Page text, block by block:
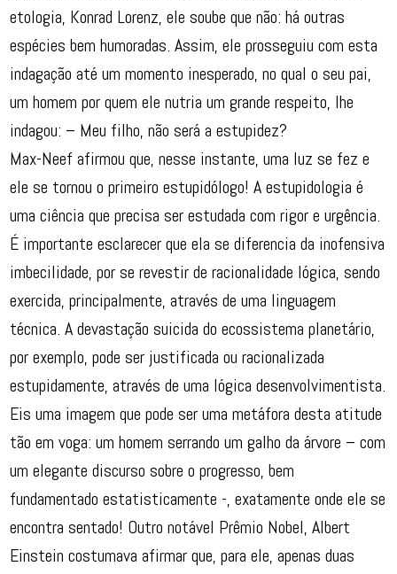
etologia, Konrad Lorenz, ele soube que não: há outras
espécies bem humoradas. Assim, ele prosseguiu com esta
indagação até um momento inesperado, no qual o seu pai,
um homem por quem ele nutria um grande respeito, lhe
indagou: – Meu filho, não será a estupidez?
Max-Neef afirmou que, nesse instante, uma luz se fez e
ele se tornou o primeiro estupidólogo! A estupidologia é
uma ciência que precisa ser estudada com rigor e urgência.
É importante esclarecer que ela se diferencia da inofensiva
imbecilidade, por se revestir de racionalidade lógica, sendo
exercida, principalmente, através de uma linguagem
técnica. A devastação suicida do ecossistema planetário,
por exemplo, pode ser justificada ou racionalizada
estupidamente, através de uma lógica desenvolvimentista.
Eis uma imagem que pode ser uma metáfora desta atitude
tão em voga: um homem serrando um galho da árvore – com
um elegante discurso sobre o progresso, bem
fundamentado estatisticamente -, exatamente onde ele se
encontra sentado! Outro notável Prêmio Nobel, Albert
Einstein costumava afirmar que, para ele, apenas duas